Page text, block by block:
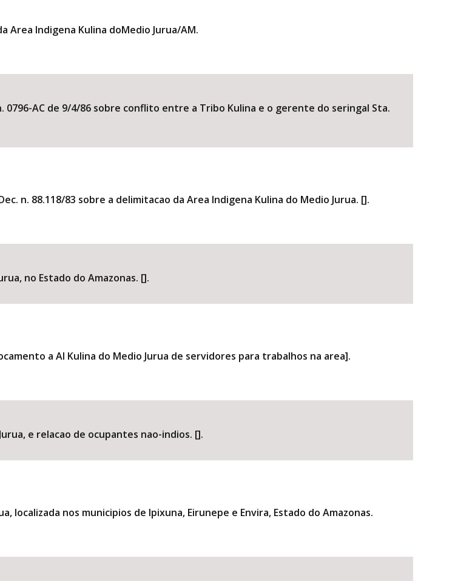
Area Indigena Kulina doMedio Jurua/AM.
0796-AC de 9/4/86 sobre conflito entre a Tribo Kulina e o gerente do seringal Sta.
n. 88.118/83 sobre a delimitacao da Area Indigena Kulina do Medio Jurua. [].
no Estado do Amazonas. [].
a AI Kulina do Medio Jurua de servidores para trabalhos na area].
e relacao de ocupantes nao-indios. [].
localizada nos municipios de Ipixuna, Eirunepe e Envira, Estado do Amazonas.